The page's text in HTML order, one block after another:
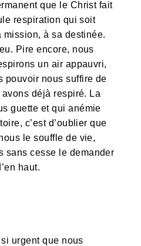
que le Christ fait
respiration qui soit
à sa destinée.
Pire encore, nous
un air appauvri,
pouvoir nous suffire de
avons déjà respiré. La
guette et qui anémie
c’est d’oublier que
le souffle de vie,
sans cesse le demander
haut.
urgent que nous